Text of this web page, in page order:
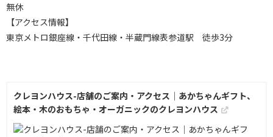
無休
【アクセス情報】
東京メトロ銀座線・千代田線・半蔵門線表参道駅 徒歩3分
クレヨンハウス-店舗のご案内・アクセス｜あかちゃんギフト、
絵本・木のおもちゃ・オーガニックのクレヨンハウス